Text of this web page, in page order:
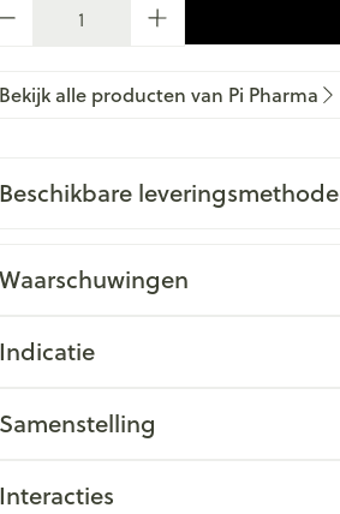
Bekijk alle producten van Pi Pharma
Beschikbare
Waarschuwingen
Indicatie
Samenstelling
Interacties